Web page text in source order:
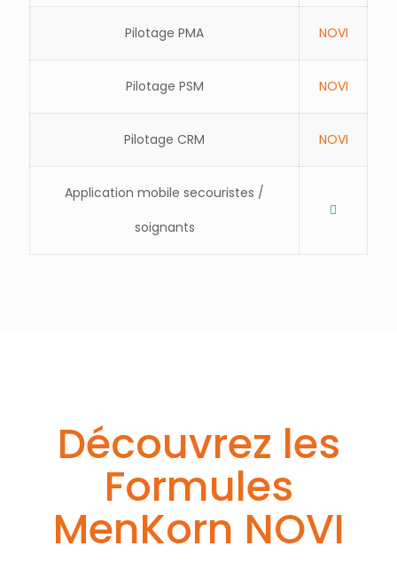
Pilotage PMA NOVI
Pilotage PSM NOVI
Pilotage CRM NOVI
Application mobile secouristes /
soignants
Découvrez les
Formules
MenKorn NOVI